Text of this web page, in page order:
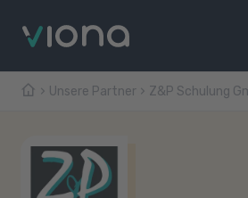
Unsere Partner Z&P Schulung